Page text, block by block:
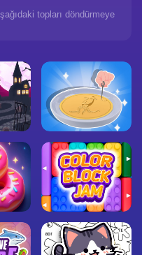
topları döndürmeye